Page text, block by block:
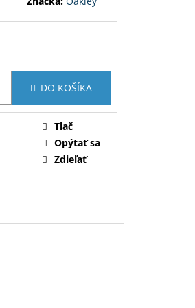
DO KOŠÍKA
Tlač
Opýtať sa
Zdieľať